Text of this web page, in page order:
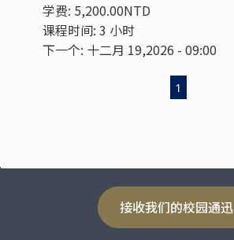
学费: 5,200.00NTD
课程时间: 3 小时
下一个: 十二月 19,2026 - 09:00
1
接收我们的校园通迅